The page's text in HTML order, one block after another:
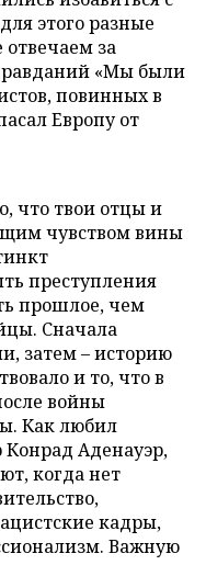
этого разные
за
«Мы были
повинных в
Европу от
что твои отцы и
чувством вины
преступления
прошлое, чем
Сначала
затем – историю
и то, что в
войны
Как любил
Конрад Аденауэр,
когда нет
кадры,
Важную